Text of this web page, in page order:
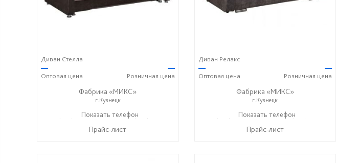
Диван Стелла
—
Оптовая цена
—
Розничная цена
Фабрика «МИКС»
г.Кузнецк
+7 (937) 423-36-37 ☎+7 (937) 428-44-55
Показать телефон
Прайс-лист
Диван Релакс
—
Оптовая цена
—
Розничная цена
Фабрика «МИКС»
г.Кузнецк
+7 (937) 423-36-37 ☎+7 (937) 428-44-55
Показать телефон
Прайс-лист